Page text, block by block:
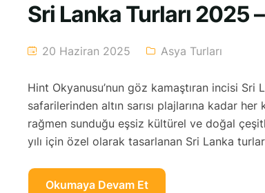
Sri Lanka Turları 2025 –
20 Haziran 2025 Asya Turları
Hint Okyanusu’nun göz kamaştıran incisi
safarilerinden altın sarısı plajlarına kadar
rağmen sunduğu eşsiz kültürel ve doğal
yılı için özel olarak tasarlanan Sri Lanka
Okumaya Devam Et